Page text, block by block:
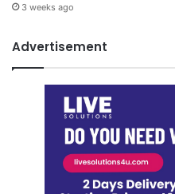
3 weeks ago
Advertisement